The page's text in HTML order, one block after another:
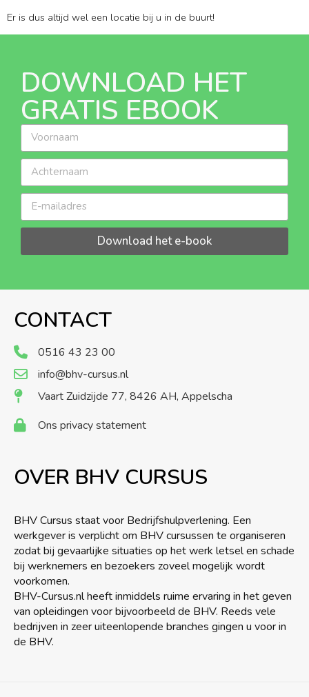
Er is dus altijd wel een locatie bij u in de buurt!
DOWNLOAD HET
GRATIS EBOOK
Download het e-book
CONTACT
0516 43 23 00
info@bhv-cursus.nl
Vaart Zuidzijde 77, 8426 AH, Appelscha
Ons privacy statement
OVER BHV CURSUS
BHV Cursus staat voor Bedrijfshulpverlening. Een
werkgever is verplicht om BHV cursussen te organiseren
zodat bij gevaarlijke situaties op het werk letsel en schade
bij werknemers en bezoekers zoveel mogelijk wordt
voorkomen.
BHV-Cursus.nl heeft inmiddels ruime ervaring in het geven
van opleidingen voor bijvoorbeeld de BHV. Reeds vele
bedrijven in zeer uiteenlopende branches gingen u voor in
de BHV.